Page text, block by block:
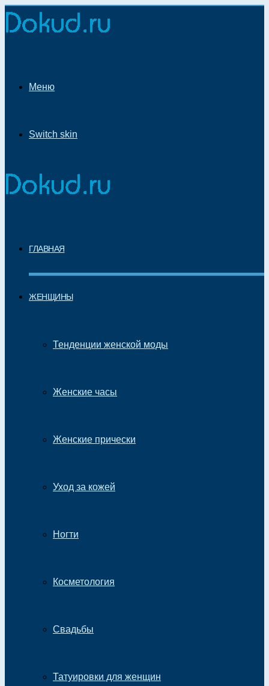
Меню
Switch skin
ГЛАВНАЯ
ЖЕНЩИНЫ
Тенденции женской моды
Женские часы
Женские прически
Уход за кожей
Ногти
Косметология
Свадьбы
Татуировки для женщин